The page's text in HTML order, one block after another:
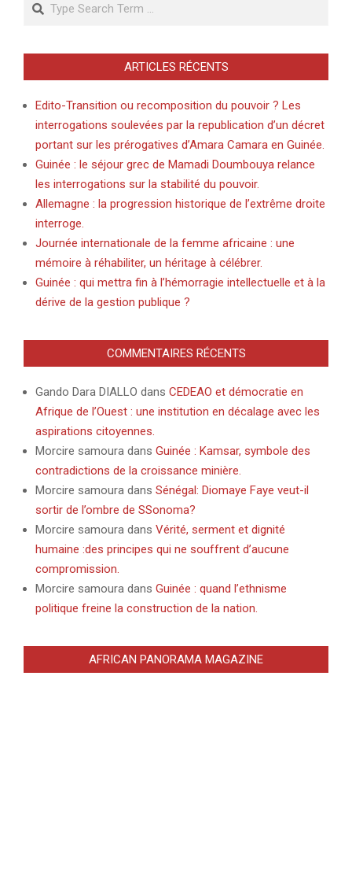
ARTICLES RÉCENTS
Edito-Transition ou recomposition du pouvoir ? Les
interrogations soulevées par la republication d’un décret
portant sur les prérogatives d’Amara Camara en Guinée.
Guinée : le séjour grec de Mamadi Doumbouya relance
les interrogations sur la stabilité du pouvoir.
Allemagne : la progression historique de l’extrême droite
interroge.
Journée internationale de la femme africaine : une
mémoire à réhabiliter, un héritage à célébrer.
Guinée : qui mettra fin à l’hémorragie intellectuelle et à la
dérive de la gestion publique ?
COMMENTAIRES RÉCENTS
Gando Dara DIALLO dans CEDEAO et démocratie en
Afrique de l’Ouest : une institution en décalage avec les
aspirations citoyennes.
Morcire samoura dans Guinée : Kamsar, symbole des
contradictions de la croissance minière.
Morcire samoura dans Sénégal: Diomaye Faye veut-il
sortir de l’ombre de SSonoma?
Morcire samoura dans Vérité, serment et dignité
humaine :des principes qui ne souffrent d’aucune
compromission.
Morcire samoura dans Guinée : quand l’ethnisme
politique freine la construction de la nation.
AFRICAN PANORAMA MAGAZINE